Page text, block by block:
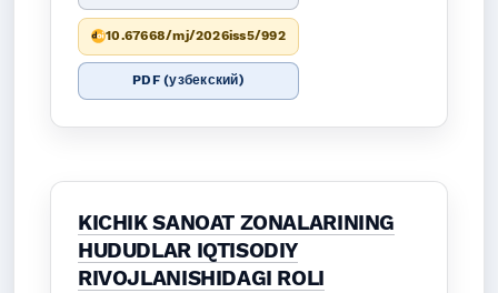
10.67668/mj/2026iss5/992
PDF (узбекский)
KICHIK SANOAT ZONALARINING
HUDUDLAR IQTISODIY
RIVOJLANISHIDAGI ROLI